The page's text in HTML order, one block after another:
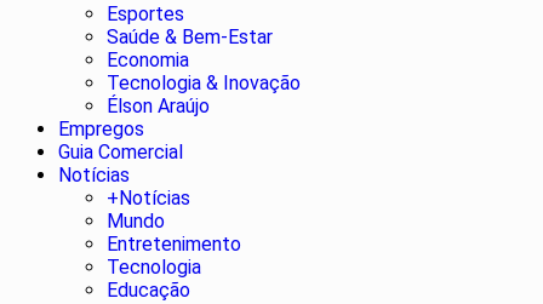
Esportes
Saúde & Bem-Estar
Economia
Tecnologia & Inovação
Élson Araújo
Empregos
Guia Comercial
Notícias
+Notícias
Mundo
Entretenimento
Tecnologia
Educação